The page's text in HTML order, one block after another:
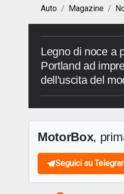
Auto Magazine
Legno di noce a
Portland ad
dell'uscita del
MotorBox,
Seguici su